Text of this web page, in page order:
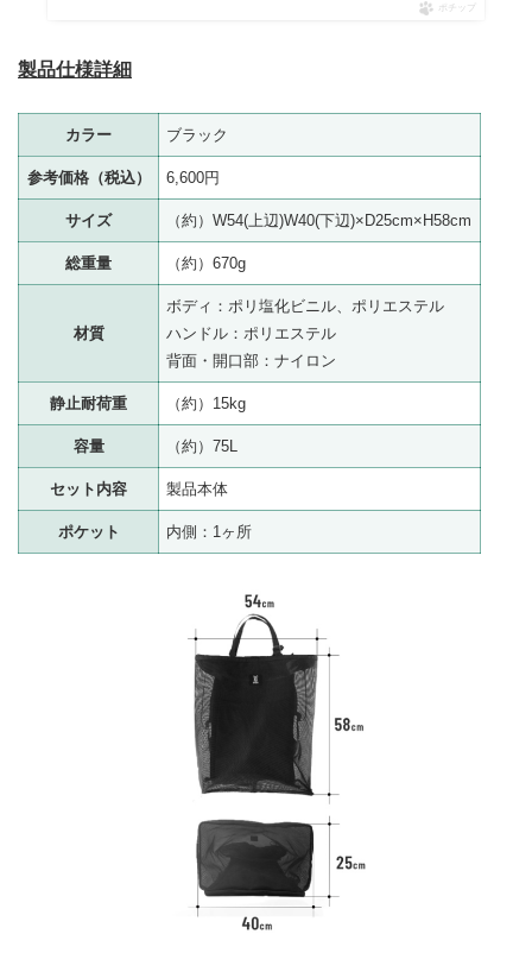
ポチップ
製品仕様詳細
カラー ブラック
参考価格（税込） 6,600円
サイズ （約）W54(上辺)W40(下辺)×D25cm×H58cm
総重量 （約）670g
材質
ボディ：ポリ塩化ビニル、ポリエステル
ハンドル：ポリエステル
背面・開口部：ナイロン
静止耐荷重 （約）15kg
容量 （約）75L
セット内容 製品本体
ポケット 内側：1ヶ所